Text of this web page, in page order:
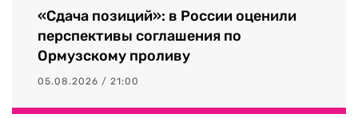
«Сдача позиций»: в России оценили
перспективы соглашения по
Ормузскому проливу
05.08.2026 / 21:00